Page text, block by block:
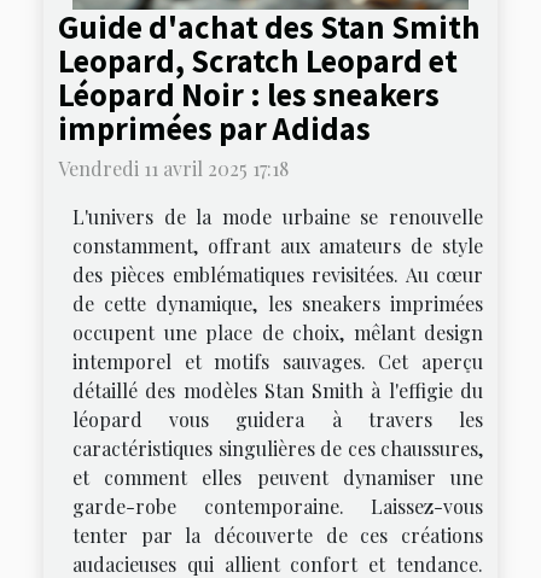
Guide d'achat des Stan Smith
Leopard, Scratch Leopard et
Léopard Noir : les sneakers
imprimées par Adidas
Vendredi 11 avril 2025 17:18
L'univers de la mode urbaine se renouvelle
constamment, offrant aux amateurs de style
des pièces emblématiques revisitées. Au cœur
de cette dynamique, les sneakers imprimées
occupent une place de choix, mêlant design
intemporel et motifs sauvages. Cet aperçu
détaillé des modèles Stan Smith à l'effigie du
léopard vous guidera à travers les
caractéristiques singulières de ces chaussures,
et comment elles peuvent dynamiser une
garde-robe contemporaine. Laissez-vous
tenter par la découverte de ces créations
audacieuses qui allient confort et tendance.